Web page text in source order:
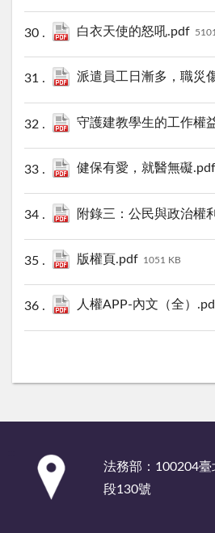
白衣天使的怒吼.pdf
派遣員工日漸多，職災
守護建教學生的工作權
健保有愛，就醫無礙.pdf
附錄三：公民與政治權利國際公約及經
版權頁.pdf 1051 KB
人權APP-內文（全）
法務部：100204臺
段130號